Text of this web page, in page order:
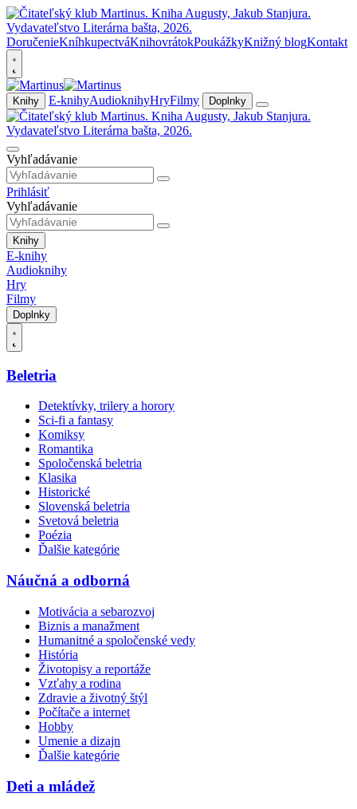
DoručenieKníhkupectváKnihovrátokPoukážkyKnižný blogKontakt
Knihy E-knihyAudioknihyHryFilmy Doplnky
Vyhľadávanie
Prihlásiť
Vyhľadávanie
Knihy
E-knihy
Audioknihy
Hry
Filmy
Doplnky
Beletria
Detektívky, trilery a horory
Sci-fi a fantasy
Komiksy
Romantika
Spoločenská beletria
Klasika
Historické
Slovenská beletria
Svetová beletria
Poézia
Ďalšie kategórie
Náučná a odborná
Motivácia a sebarozvoj
Biznis a manažment
Humanitné a spoločenské vedy
História
Životopisy a reportáže
Vzťahy a rodina
Zdravie a životný štýl
Počítače a internet
Hobby
Umenie a dizajn
Ďalšie kategórie
Deti a mládež